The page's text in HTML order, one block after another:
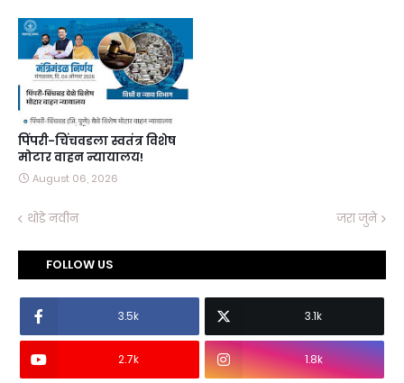
पिंपरी-चिंचवडला स्वतंत्र विशेष
मोटार वाहन न्यायालय!
August 06, 2026
थोडे नवीन जरा जुने
FOLLOW US
3.5k 3.1k
2.7k 1.8k